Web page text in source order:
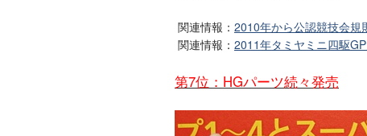
関連情報： 2010年から公認競技会規
関連情報： 2011年タミヤミニ四駆
第7位：HGパーツ続々発売